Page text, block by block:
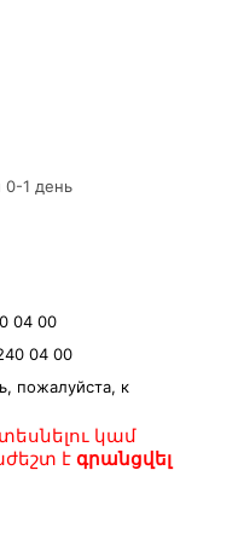
0-1 день
04 00
04 00
пожалуйста, к
տեսնելու կամ
է գրանցվել